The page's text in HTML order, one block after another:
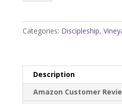
reflejan
el
corazon
Categories: Discipleship,
Description
Amazon Customer